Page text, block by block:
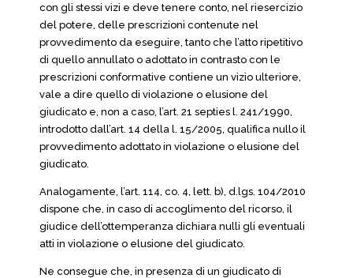
con gli stessi vizi e deve tenere conto, nel riesercizio
del potere, delle prescrizioni contenute nel
provvedimento da eseguire, tanto che l’atto ripetitivo
di quello annullato o adottato in contrasto con le
prescrizioni conformative contiene un vizio ulteriore,
vale a dire quello di violazione o elusione del
giudicato e, non a caso, l’art. 21 septies l. 241/1990,
introdotto dall’art. 14 della l. 15/2005, qualifica nullo il
provvedimento adottato in violazione o elusione del
giudicato.
Analogamente, l’art. 114, co. 4, lett. b), d.lgs. 104/2010
dispone che, in caso di accoglimento del ricorso, il
giudice dell’ottemperanza dichiara nulli gli eventuali
atti in violazione o elusione del giudicato.
Ne consegue che, in presenza di un giudicato di